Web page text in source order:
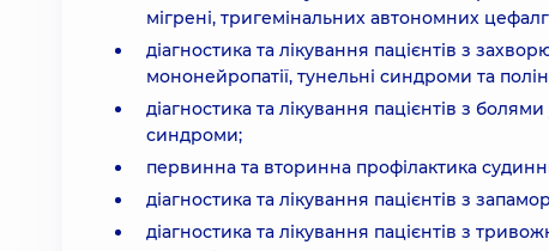
мігрені, тригемінальних автономних
діагностика та лікування пацієнтів з
мононейропатії, тунельні синдроми та
діагностика та лікування пацієнтів з
синдроми;
первинна та вторинна профілактика
діагностика та лікування пацієнтів з
діагностика та лікування пацієнтів з